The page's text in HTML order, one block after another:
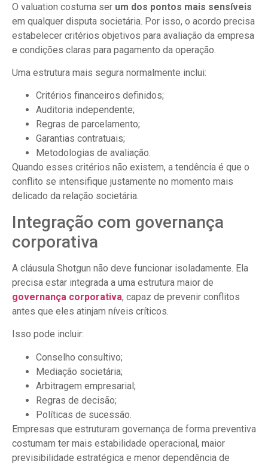
O valuation costuma ser um dos pontos mais sensíveis
em qualquer disputa societária. Por isso, o acordo precisa
estabelecer critérios objetivos para avaliação da empresa
e condições claras para pagamento da operação.
Uma estrutura mais segura normalmente inclui:
Critérios financeiros definidos;
Auditoria independente;
Regras de parcelamento;
Garantias contratuais;
Metodologias de avaliação.
Quando esses critérios não existem, a tendência é que o
conflito se intensifique justamente no momento mais
delicado da relação societária.
Integração com governança
corporativa
A cláusula Shotgun não deve funcionar isoladamente. Ela
precisa estar integrada a uma estrutura maior de
governança corporativa, capaz de prevenir conflitos
antes que eles atinjam níveis críticos.
Isso pode incluir:
Conselho consultivo;
Mediação societária;
Arbitragem empresarial;
Regras de decisão;
Políticas de sucessão.
Empresas que estruturam governança de forma preventiva
costumam ter mais estabilidade operacional, maior
previsibilidade estratégica e menor dependência de